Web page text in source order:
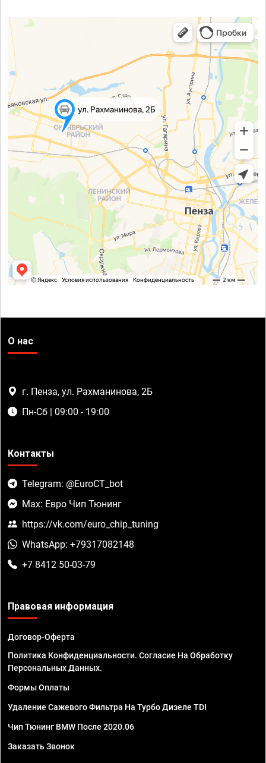
О нас
г. Пенза, ул. Рахманинова, 2Б
Пн-Сб | 09:00 - 19:00
Контакты
Telegram: @EuroCT_bot
Max: Евро Чип Тюнинг
https://vk.com/euro_chip_tuning
WhatsApp: +79317082148
+7 8412 50-03-79
Правовая информация
Договор-Оферта
Политика Конфиденциальности. Согласие На Обработку
Персональных Данных.
Формы Оплаты
Удаление Сажевого Фильтра На Турбо Дизеле TDI
Чип Тюнинг BMW После 2020.06
Заказать Звонок